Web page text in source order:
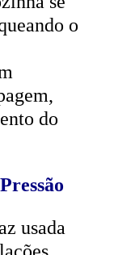
o
do
usada